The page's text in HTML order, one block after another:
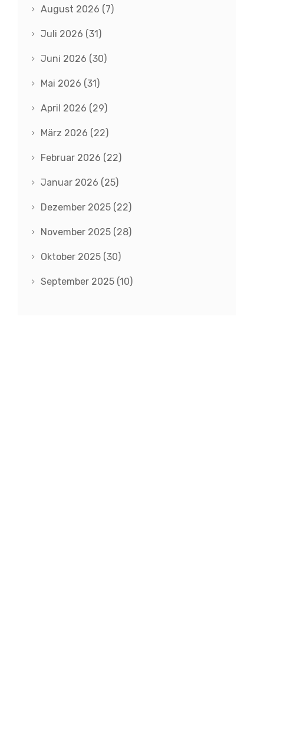
August 2026 (7)
Juli 2026 (31)
Juni 2026 (30)
Mai 2026 (31)
April 2026 (29)
März 2026 (22)
Februar 2026 (22)
Januar 2026 (25)
Dezember 2025 (22)
November 2025 (28)
Oktober 2025 (30)
September 2025 (10)